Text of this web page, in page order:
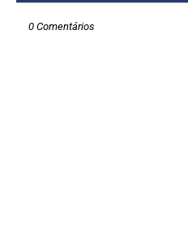
0 Comentários